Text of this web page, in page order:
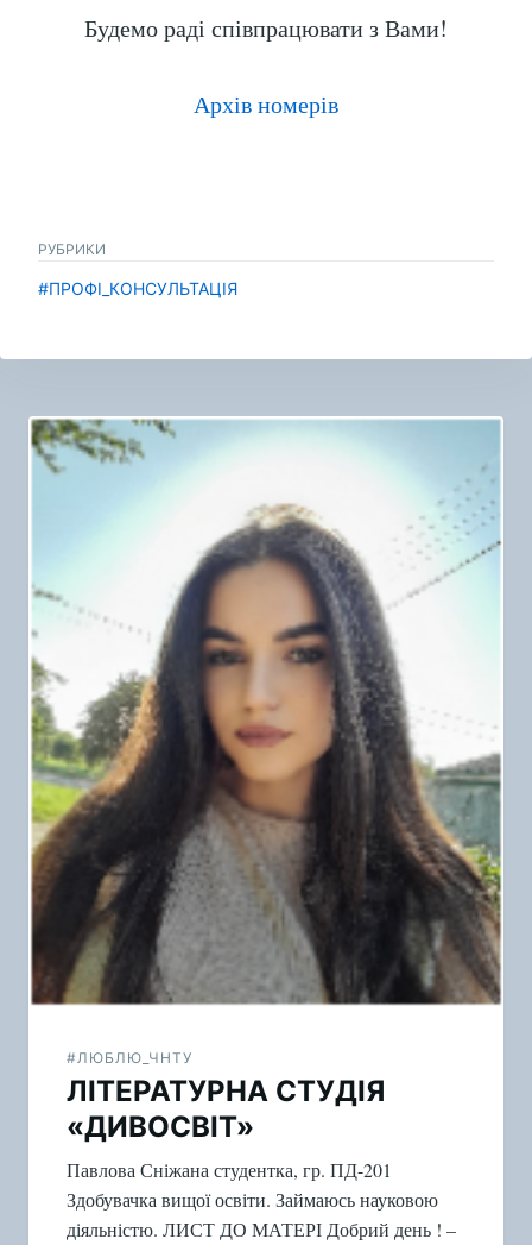
Будемо раді співпрацювати з Вами!
Архів номерів
РУБРИКИ
#ПРОФІ_КОНСУЛЬТАЦІЯ
Навигация
по
записям
#ЛЮБЛЮ_ЧНТУ
ЛІТЕРАТУРНА СТУДІЯ
«ДИВОСВІТ»
Павлова Сніжана студентка, гр. ПД-201
Здобувачка вищої освіти. Займаюсь науковою
діяльністю. ЛИСТ ДО МАТЕРІ Добрий день ! –